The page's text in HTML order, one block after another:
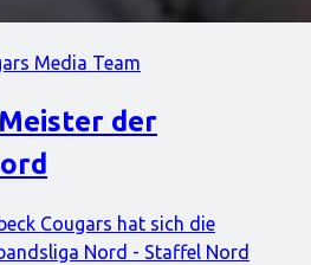
Media Team
der
Cougars hat sich die
Nord - Staffel Nord